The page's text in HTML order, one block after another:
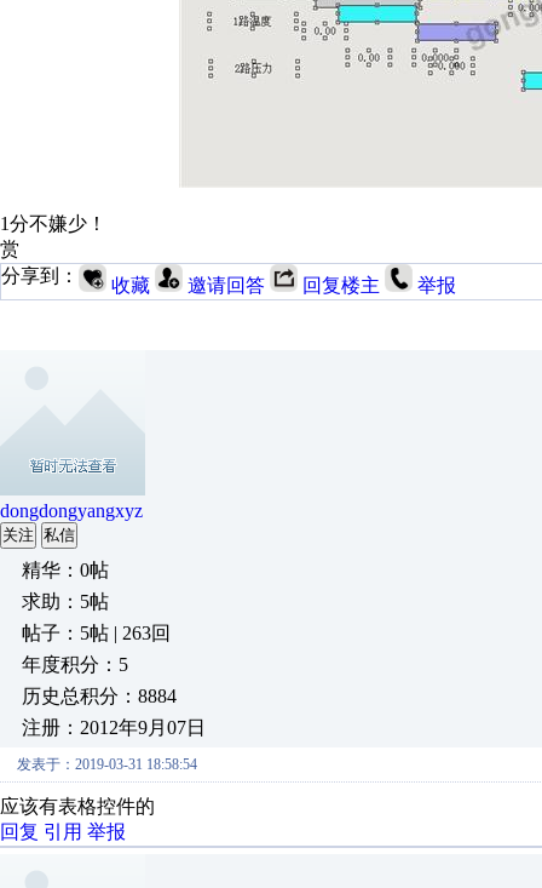
1分不嫌少！
赏
分享到：
收藏 邀请回答 回复楼主 举报
dongdongyangxyz
关注 私信
精华：0帖
求助：5帖
帖子：5帖 | 263回
年度积分：5
历史总积分：8884
注册：2012年9月07日
发表于：2019-03-31 18:58:54
应该有表格控件的
回复 引用 举报